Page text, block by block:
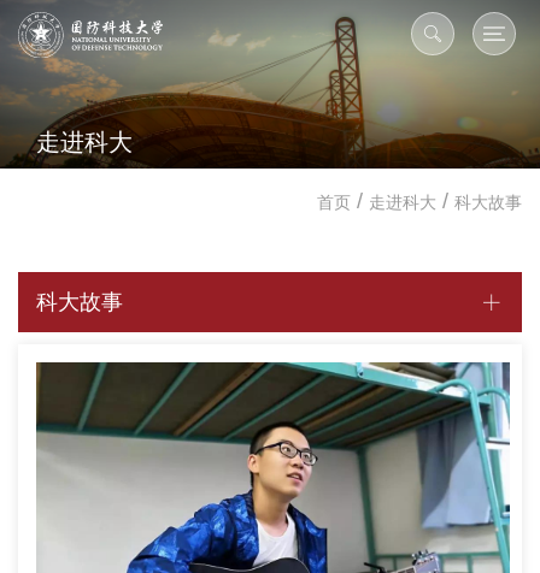
走进科大
首页 / 走进科大 / 科大故事
科大故事